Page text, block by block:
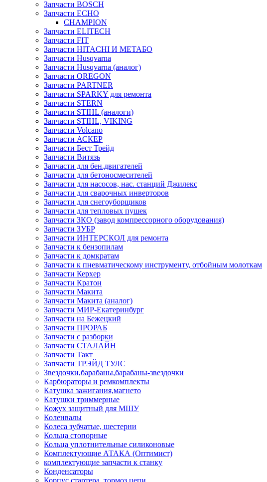
Запчасти BOSCH
Запчасти ECHO
CHAMPION
Запчасти ELITECH
Запчасти FIT
Запчасти HITACHI И МЕТАБО
Запчасти Husqvarna
Запчасти Husqvarna (аналог)
Запчасти OREGON
Запчасти PARTNER
Запчасти SPARKY для ремонта
Запчасти STERN
Запчасти STIHL (аналоги)
Запчасти STIHL, VIKING
Запчасти Volcano
Запчасти АСКЕР
Запчасти Бест Трейд
Запчасти Витязь
Запчасти для бен.двигателей
Запчасти для бетоносмесителей
Запчасти для насосов, нас. станций Джилекс
Запчасти для сварочных инверторов
Запчасти для снегоуборщиков
Запчасти для тепловых пушек
Запчасти ЗКО (завод компрессорного оборудования)
Запчасти ЗУБР
Запчасти ИНТЕРСКОЛ для ремонта
Запчасти к бензопилам
Запчасти к домкратам
Запчасти к пневматическому инструменту, отбойным молоткам
Запчасти Керхер
Запчасти Кратон
Запчасти Макита
Запчасти Макита (аналог)
Запчасти МИР-Екатеринбург
Запчасти на Бежецкий
Запчасти ПРОРАБ
Запчасти с разборки
Запчасти СТАЛАЙН
Запчасти Такт
Запчасти ТРЭЙД ТУЛС
Звездочки,барабаны,барабаны-звездочки
Карбюраторы и ремкомплекты
Катушка зажигания,магнето
Катушки триммерные
Кожух защитный для МШУ
Коленвалы
Колеса зубчатые, шестерни
Кольца стопорные
Кольца уплотнительные силиконовые
Комплектующие АТАКА (Оптимист)
комплектующие запчасти к станку
Конденсаторы
Корпус стартера, тормоз цепи,